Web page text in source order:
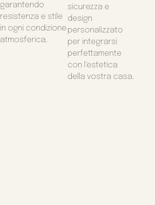
garantendo
resistenza e stile
in ogni condizione
atmosferica.
sicurezza e
design
personalizzato
per integrarsi
perfettamente
con l'estetica
della vostra casa.